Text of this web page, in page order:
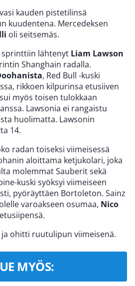
kauden pistetilinsä
kuudentena. Mercedeksen
oli seitsemäs.
lähtenyt Liam Lawson
Shanghain radalla.
, Red Bull -kuski
rikkoen kilpurinsa etusiiven
myös toisen tulokkaan
Lawsonia ei rangaistu
huolimatta. Lawsonin
14.
radan toiseksi viimeisessä
aloittama ketjukolari, joka
molemmat Sauberit sekä
kuski syöksyi viimeiseen
pyöräyttäen Bortoleton. Sainz
varoakseen osumaa, Nico
ohitti ruutulipun viimeisenä.
MYÖS: